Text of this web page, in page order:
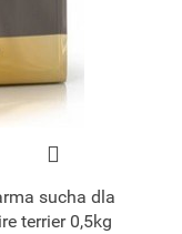
sucha dla
terrier 0,5kg